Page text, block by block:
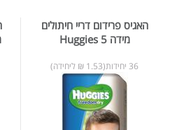
האגיס פרידום דריי חיתולים
מידה 5 Huggies
36 יחידות(1.53 ₪ ליחידה)